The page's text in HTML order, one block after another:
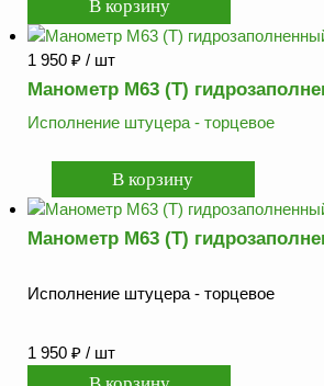
1 950 ₽ / шт
Манометр М63 (Т)
Исполнение штуцера - торцевое
Манометр М63 (Т)
Исполнение штуцера - торцевое
1 950 ₽ / шт